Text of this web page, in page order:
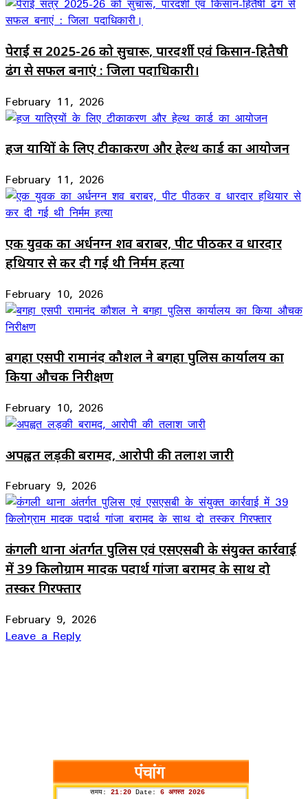
पेराई सत्र 2025-26 को सुचारू, पारदर्शी एवं किसान-हितैषी
ढंग से सफल बनाएं : जिला पदाधिकारी।
February 11, 2026
हज यात्रियों के लिए टीकाकरण और हेल्थ कार्ड का आयोजन
February 11, 2026
एक युवक का अर्धनग्न शव बराबर, पीट पीठकर व धारदार
हथियार से कर दी गई थी निर्मम हत्या
February 10, 2026
बगहा एसपी रामानंद कौशल ने बगहा पुलिस कार्यालय का
किया औचक निरीक्षण
February 10, 2026
अपह्वत लड़की बरामद, आरोपी की तलाश जारी
February 9, 2026
कंगली थाना अंतर्गत पुलिस एवं एसएसबी के संयुक्त कार्रवाई
में 39 किलोग्राम मादक पदार्थ गांजा बरामद के साथ दो
तस्कर गिरफ्तार
February 9, 2026
Leave a Reply